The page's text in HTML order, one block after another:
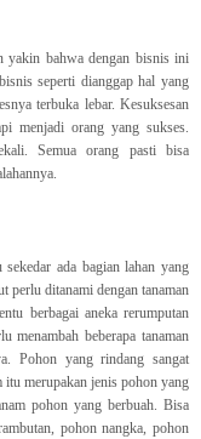
yakin bahwa dengan bisnis ini
seperti dianggap hal yang
terbuka lebar. Kesuksesan
menjadi orang yang sukses.
Semua orang pasti bisa
ada bagian lahan yang
perlu ditanami dengan tanaman
berbagai aneka rerumputan
beberapa tanaman
Pohon yang rindang sangat
itu merupakan jenis pohon yang
pohon yang berbuah. Bisa
pohon nangka, pohon